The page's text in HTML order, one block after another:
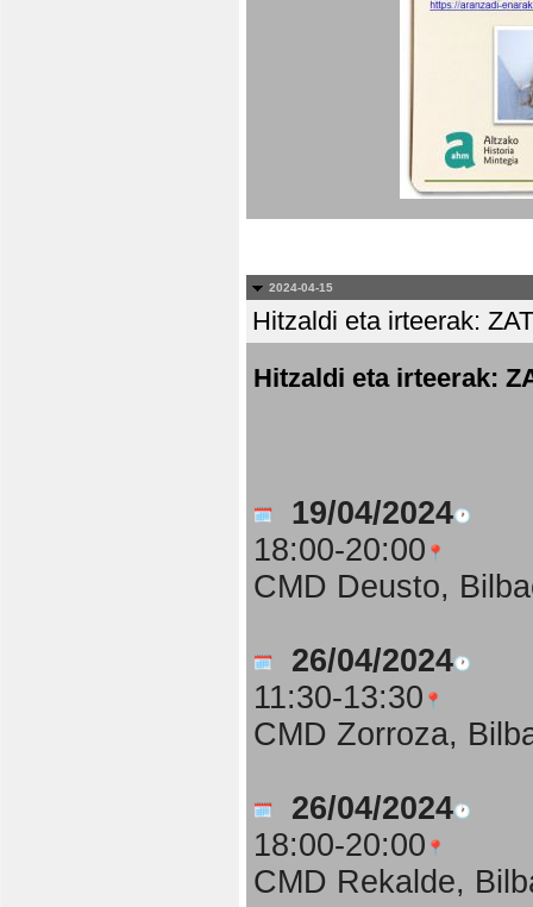
2024-04-15
Hitzaldi eta irteerak:
Hitzaldi eta irteerak:
19/04/2024
18:00-20:00
CMD Deusto,
26/04/2024
11:30-13:30
CMD Zorroza,
26/04/2024
18:00-20:00
CMD Rekalde,